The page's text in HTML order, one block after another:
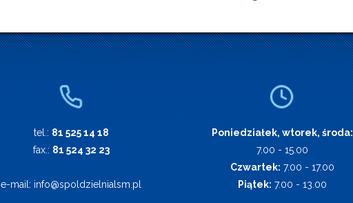
tel.: 81 525 14 18
fax.: 81 524 32 23
e-mail: info@spoldzielnialsm.pl
Poniedziałek, wtorek, środa:
7.00 - 15.00
Czwartek: 7.00 - 17.00
Piątek: 7.00 - 13.00